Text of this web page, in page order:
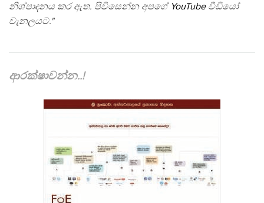
නිශ්පාදනය කර ඇත. පිවිසෙන්න අපගේ YouTubeවීඩියෝ
චැනලයට."
ආරක්ෂාවන්න..!